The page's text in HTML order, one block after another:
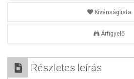
Kívánságlista
Árfigyelő
Részletes leírás